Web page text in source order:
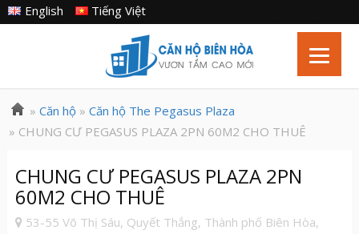
Tiếng Việt
English
» Căn hộ» Căn hộ The Pegasus Plaza
» CHUNG CƯ PEGASUS PLAZA 2PN 60M2 CHO THUÊ
CHUNG CƯ PEGASUS PLAZA 2PN
60M2 CHO THUÊ
53-55 Võ Thị Sáu, Quyết Thắng, Thành phố Biên Hòa,